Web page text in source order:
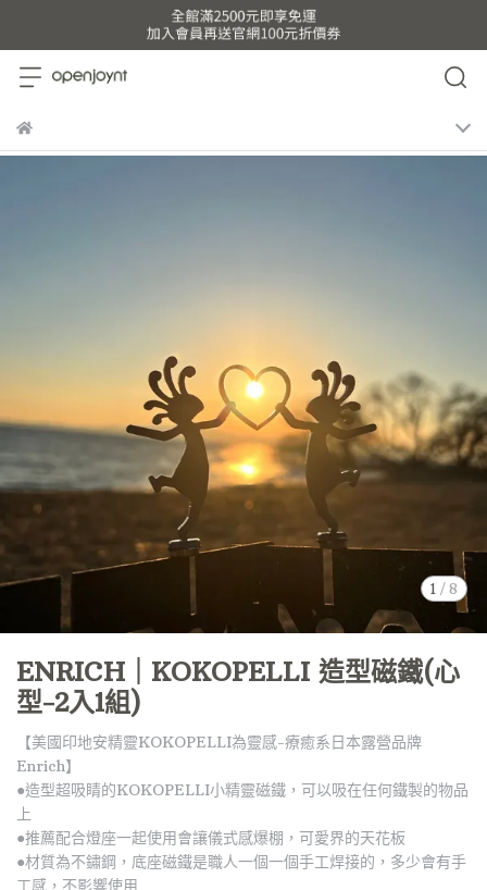
1 /8
ENRICH｜KOKOPELLI 造型磁鐵(心
型-2入1組)
【美國印地安精靈KOKOPELLI為靈感-療癒系日本露營品牌
Enrich】
●造型超吸睛的KOKOPELLI小精靈磁鐵，可以吸在任何鐵製的物品
上
●推薦配合燈座一起使用會讓儀式感爆棚，可愛界的天花板
●材質為不鏽鋼，底座磁鐵是職人一個一個手工焊接的，多少會有手
工感，不影響使用